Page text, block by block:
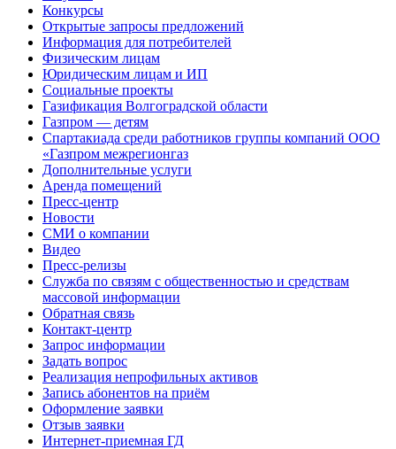
Конкурсы
Открытые запросы предложений
Информация для потребителей
Физическим лицам
Юридическим лицам и ИП
Социальные проекты
Газификация Волгоградской области
Газпром — детям
Спартакиада среди работников группы компаний ООО
«Газпром межрегионгаз
Дополнительные услуги
Аренда помещений
Пресс-центр
Новости
СМИ о компании
Видео
Пресс-релизы
Служба по связям с общественностью и средствам
массовой информации
Обратная связь
Контакт-центр
Запрос информации
Задать вопрос
Реализация непрофильных активов
Запись абонентов на приём
Оформление заявки
Отзыв заявки
Интернет-приемная ГД